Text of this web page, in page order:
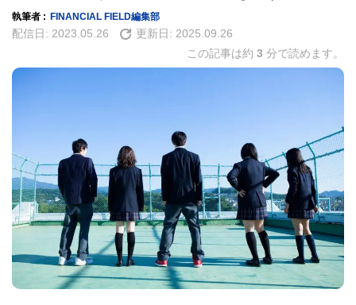
執筆者 : FINANCIAL FIELD編集部
配信日: 2023.05.26 更新日: 2025.09.26
この記事は約 3 分で読めます。